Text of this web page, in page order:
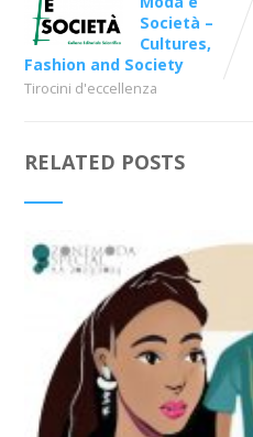
Società –
Cultures,
Fashion and Society
Tirocini d'eccellenza
RELATED POSTS